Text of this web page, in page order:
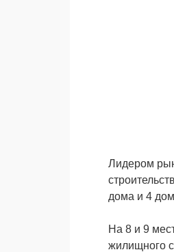
Лидером
дома и 4
На 8 и 9
жилищного